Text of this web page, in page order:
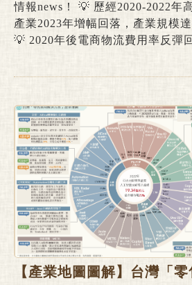
情報news！ 💡 歷經2020-2022年
產業2023年增幅回落，產業規模
💡 2020年後電商物流費用率反彈
分，劃分為汽車貨運、快遞宅配
遞、普通倉儲及低溫倉儲6大領域
所調查估算，2022年台灣電商物
億元，5年期間成長幅度達92.2%
物流業增幅。不過，2023年受到
勢影響，成長幅度預期將回落至
431.4億元。推估至2024年整體規
471.1億元間，與2023年相較，增
9.2%間。此外，代表物流費用佔
的電商物流費用率指標於2020年
年8.4%的低點增至2022年達8.7%
【產業地圖圖解】台灣「